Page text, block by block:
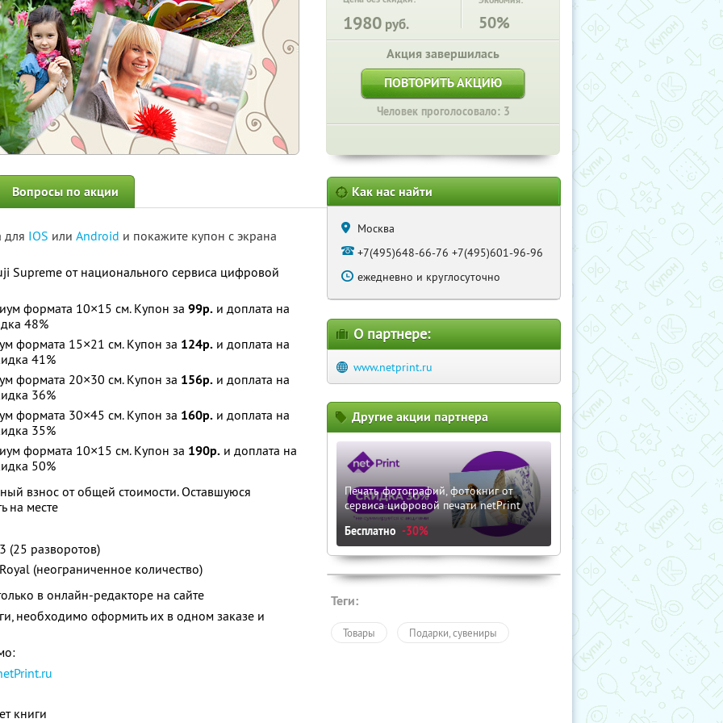
1980 руб. 50%
Акция завершилась
ПОВТОРИТЬ АКЦИЮ
Человек проголосовало: 3
Вопросы по акции
для IOS или Android и покажите купон с экрана
Supreme от национального сервиса цифровой
формата 10×15 см. Купон за 99р. и доплата на
48%
формата 15×21 см. Купон за 124р. и доплата на
41%
формата 20×30 см. Купон за 156р. и доплата на
36%
формата 30×45 см. Купон за 160р. и доплата на
35%
формата 10×15 см. Купон за 190р. и доплата на
50%
взнос от общей стоимости. Оставшуюся
на месте
(25 разворотов)
(неограниченное количество)
в онлайн-редакторе на сайте
необходимо оформить их в одном заказе и
книги
Как нас найти
Москва
+7(495)648-66-76 +7(495)601-96-96
ежедневно и круглосуточно
О партнере:
www.netprint.ru
Другие акции партнера
Печать фотографий, фотокниг от
сервиса цифровой печати netPrint
Бесплатно -30%
Теги:
Товары Подарки, сувениры